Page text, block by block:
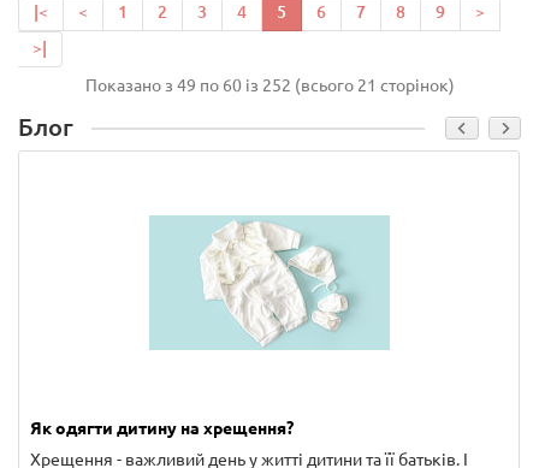
|< < 1 2 3 4 5 6 7 8 9
>
>|
Показано з 49 по 60 із 252 (всього 21 сторінок)
Блог
Як одягти дитину на хрещення?
Хрещення - важливий день у житті дитини та її батьків. І